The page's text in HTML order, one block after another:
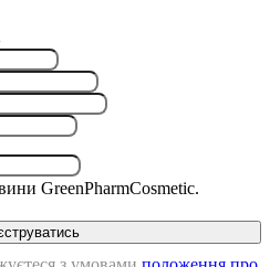
GreenPharmCosmetic.